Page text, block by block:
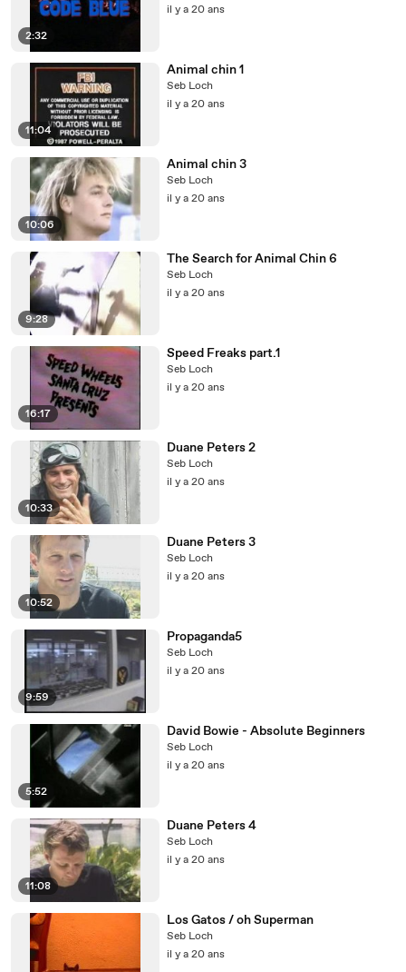
2:32
il y a 20 ans
11:04
Animal chin 1
Seb Loch
il y a 20 ans
10:06
Animal chin 3
Seb Loch
il y a 20 ans
9:28
The Search for Animal Chin 6
Seb Loch
il y a 20 ans
16:17
Speed Freaks part.1
Seb Loch
il y a 20 ans
10:33
Duane Peters 2
Seb Loch
il y a 20 ans
10:52
Duane Peters 3
Seb Loch
il y a 20 ans
9:59
Propaganda5
Seb Loch
il y a 20 ans
5:52
David Bowie - Absolute Beginners
Seb Loch
il y a 20 ans
11:08
Duane Peters 4
Seb Loch
il y a 20 ans
Los Gatos / oh Superman
Seb Loch
il y a 20 ans